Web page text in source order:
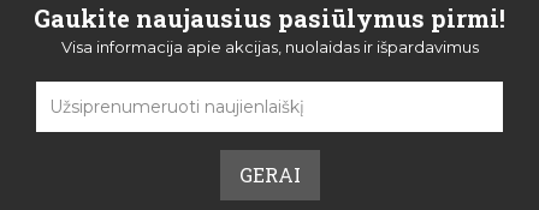
Gaukite naujausius pasiūlymus pirmi!
Visa informacija apie akcijas, nuolaidas ir išpardavimus